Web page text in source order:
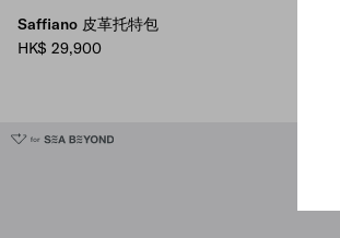
Saffiano 皮革托特包
HK$ 29,900